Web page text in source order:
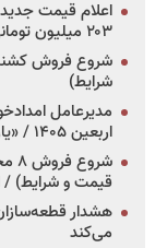
۲۰۳ میلیون تومانی
شرایط)
اربعین ۱۴۰۵ / «یارا» و هوش مصنوعی به خدمت زائران آمد
قیمت و شرایط) /
هشدار
می‌کند